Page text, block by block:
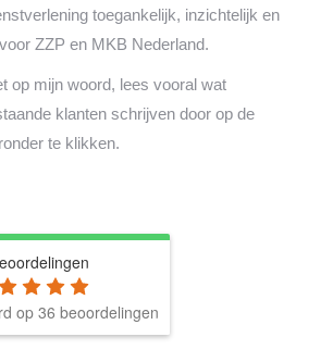
toegankelijk, inzichtelijk en
ZZP en MKB Nederland.
op mijn woord, lees vooral wat
klanten schrijven door op de
te klikken.
op 36 beoordelingen